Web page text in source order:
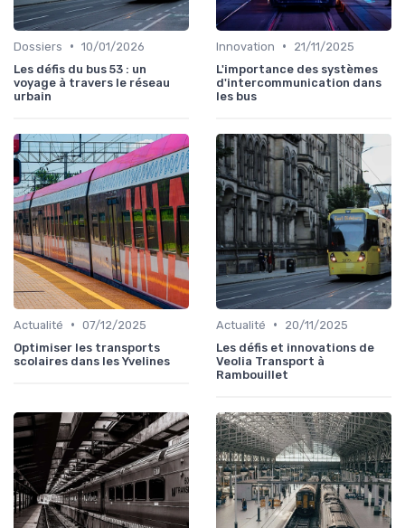
Dossiers • 10/01/2026
Les défis du bus 53 : un
voyage à travers le réseau
urbain
Innovation •
21/11/2025
L'importance des systèmes
d'intercommunication dans
les bus
Actualité • 07/12/2025
Optimiser les transports
scolaires dans les Yvelines
Actualité •
20/11/2025
Les défis et innovations de
Veolia Transport à
Rambouillet